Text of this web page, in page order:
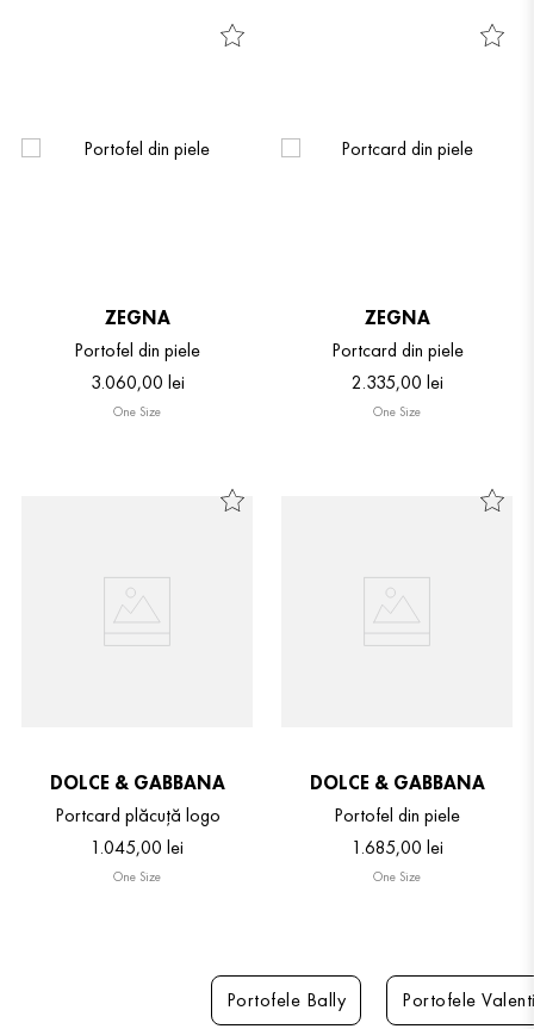
ZEGNA
Portofel din piele
3.060,00 lei
One Size
ZEGNA
Portcard din piele
2.335,00 lei
One Size
DOLCE & GABBANA
Portcard plăcuță logo
1.045,00 lei
One Size
DOLCE & GABBANA
Portofel din piele
1.685,00 lei
One Size
Portofele Bally Portofele